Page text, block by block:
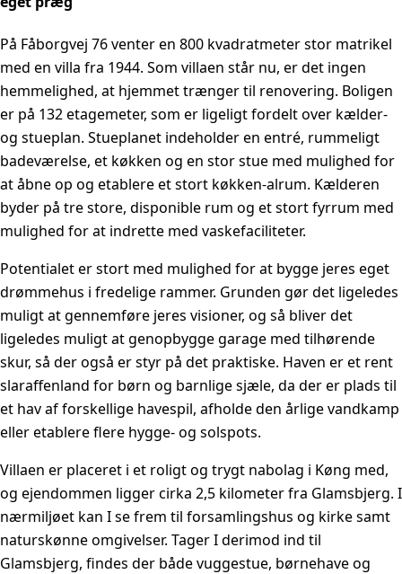
På Fåborgvej 76 venter en 800 kvadratmeter stor matrikel
med en villa fra 1944. Som villaen står nu, er det ingen
hemmelighed, at hjemmet trænger til renovering. Boligen
er på 132 etagemeter, som er ligeligt fordelt over kælder-
og stueplan. Stueplanet indeholder en entré, rummeligt
badeværelse, et køkken og en stor stue med mulighed for
at åbne op og etablere et stort køkken-alrum. Kælderen
byder på tre store, disponible rum og et stort fyrrum med
mulighed for at indrette med vaskefaciliteter.
Potentialet er stort med mulighed for at bygge jeres eget
drømmehus i fredelige rammer. Grunden gør det ligeledes
muligt at gennemføre jeres visioner, og så bliver det
ligeledes muligt at genopbygge garage med tilhørende
skur, så der også er styr på det praktiske. Haven er et rent
slaraffenland for børn og barnlige sjæle, da der er plads til
et hav af forskellige havespil, afholde den årlige vandkamp
eller etablere flere hygge- og solspots.
Villaen er placeret i et roligt og trygt nabolag i Køng med,
og ejendommen ligger cirka 2,5 kilometer fra Glamsbjerg. I
nærmiljøet kan I se frem til forsamlingshus og kirke samt
naturskønne omgivelser. Tager I derimod ind til
Glamsbjerg, findes der både vuggestue, børnehave og